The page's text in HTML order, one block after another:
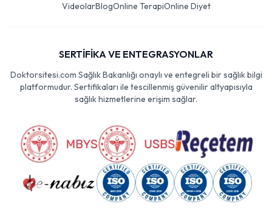
VideolarBlogOnline TerapiOnline Diyet
SERTİFİKA VE ENTEGRASYONLAR
Doktorsitesi.com Sağlık Bakanlığı onaylı ve entegreli bir sağlık bilgi
platformudur. Sertifikaları ile tescillenmiş güvenilir altyapısıyla
sağlık hizmetlerine erişim sağlar.